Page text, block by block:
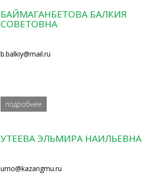
БАЙМАГАНБЕТОВА БАЛКИЯ
СОВЕТОВНА
b.balkiy@mail.ru
подробнее
УТЕЕВА ЭЛЬМИРА НАИЛЬЕВНА
umo@kazangmu.ru